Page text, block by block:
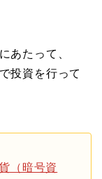
あたって、
投資を行って
（暗号資